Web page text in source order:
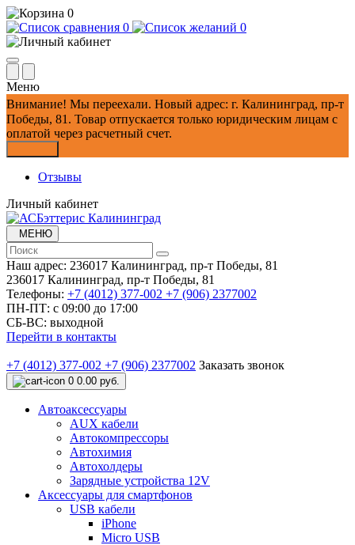
0
0
0
Меню
Внимание! Мы переехали. Новый адрес: г. Калининград, пр-т
Победы, 81. Товар отпускается только юридическим лицам с
оплатой через расчетный счет.
Отзывы
Личный кабинет
МЕНЮ
Наш адрес: 236017 Калининград,​ пр-т Победы, 81
236017 Калининград,​ пр-т Победы, 81
Телефоны: +7 (4012) 377-002 +7 (906) 2377002
ПН-ПТ: с 09:00 до 17:00
СБ-ВС: выходной
Перейти в контакты
+7 (4012) 377-002 +7 (906) 2377002 Заказать звонок
0 0.00 руб.
Автоаксессуары
AUX кабели
Автокомпрессоры
Автохимия
Автохолдеры
Зарядные устройства 12V
Аксессуары для смартфонов
USB кабели
iPhone
Micro USB